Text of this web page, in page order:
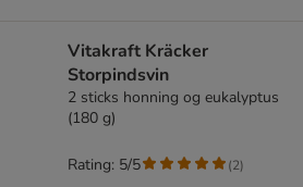
Vitakraft Kräcker
Storpindsvin
2 sticks honning og eukalyptus
(180 g)
Rating: 5/5 (2)